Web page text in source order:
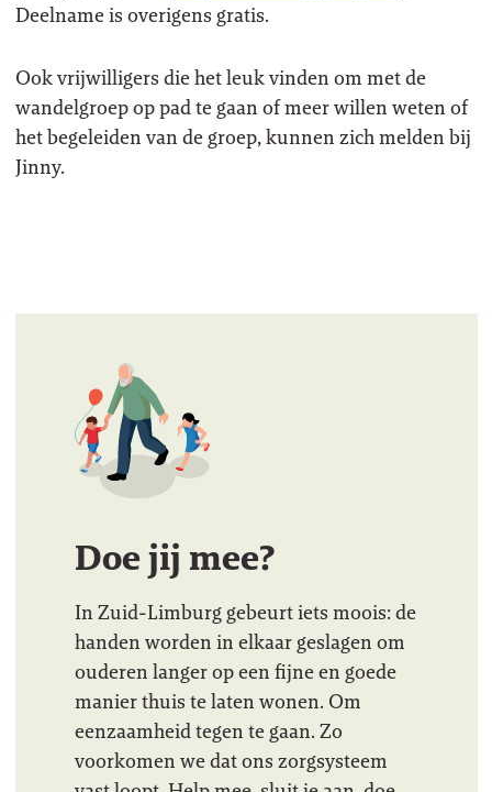
Deelname is overigens gratis.
Ook vrijwilligers die het leuk vinden om met de
wandelgroep op pad te gaan of meer willen weten of
het begeleiden van de groep, kunnen zich melden bij
Jinny.
Doe jij mee?
In Zuid-Limburg gebeurt iets moois: de
handen worden in elkaar geslagen om
ouderen langer op een fijne en goede
manier thuis te laten wonen. Om
eenzaamheid tegen te gaan. Zo
voorkomen we dat ons zorgsysteem